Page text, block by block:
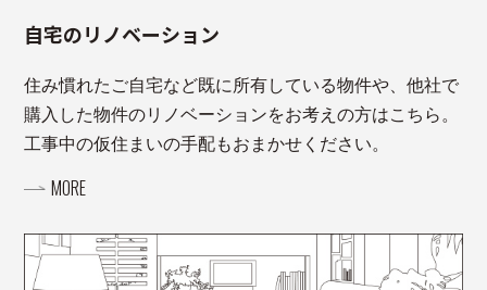
自宅のリノベーション
住み慣れたご自宅など既に所有している物件や、他社で
購入した物件のリノベーションをお考えの方はこちら。
工事中の仮住まいの手配もおまかせください。
MORE